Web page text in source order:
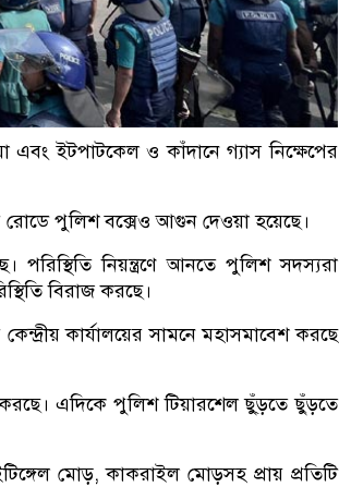
এবং ইটপাটকেল ও কাঁদানে গ্যাস নিক্ষেপের
রোডে পুলিশ বক্সেও আগুন দেওয়া হয়েছে।
পরিস্থিতি নিয়ন্ত্রণে আনতে পুলিশ সদস্যরা
বিরাজ করছে।
কার্যালয়ের সামনে মহাসমাবেশ করছে
করছে। এদিকে পুলিশ টিয়ারশেল ছু্ঁড়তে ছুঁড়তে
মোড়, কাকরাইল মোড়সহ প্রায় প্রতিটি